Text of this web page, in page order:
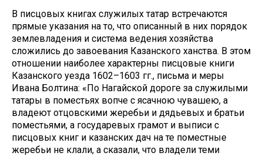
В писцовых книгах служилых татар встречаются
прямые указания на то, что описанный в них порядок
землевладения и система ведения хозяйства
сложились до завоевания Казанского ханства. В этом
отношении наиболее характерны писцовые книги
Казанского уезда 1602–1603 гг., письма и меры
Ивана Болтина: «По Нагайской дороге за служилыми
татары в поместьях вопче с ясачною чувашею, а
владеют отцовскими жеребьи и дядьевых и братьи
поместьями, а государевых грамот и выписи с
писцовых книг и казанских дач на те поместные
жеребьи не клали, а сказали, что владели теми